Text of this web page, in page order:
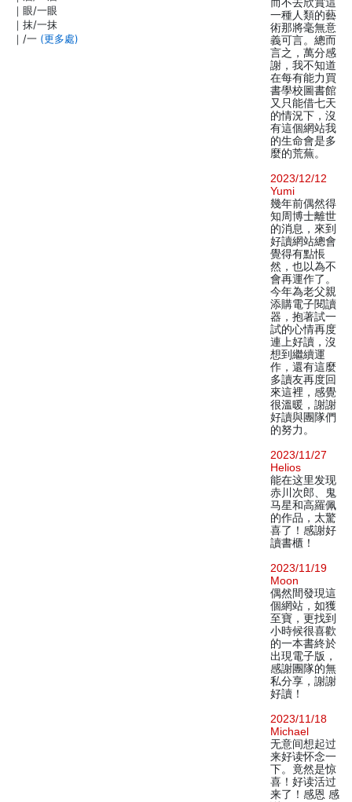
｜眼/一眼
｜抹/一抹
｜/一 (更多處)
一種人類的藝
術那將毫無意
義可言。總而
言之，萬分感
謝，我不知道
在每有能力買
書學校圖書館
又只能借七天
的情況下，沒
有這個網站我
的生命會是多
麼的荒蕪。
2023/12/12
Yumi
幾年前偶然得
知周博士離世
的消息，來到
好讀網站總會
覺得有點悵
然，也以為不
會再運作了。
今年為老父親
添購電子閱讀
器，抱著試一
試的心情再度
連上好讀，沒
想到繼續運
作，還有這麼
多讀友再度回
來這裡，感覺
很溫暖，謝謝
好讀與團隊們
的努力。
2023/11/27
Helios
能在这里发现
赤川次郎、鬼
马星和高羅佩
的作品，太驚
喜了！感謝好
讀書櫃！
2023/11/19
Moon
偶然間發現這
個網站，如獲
至寶，更找到
小時候很喜歡
的一本書終於
出現電子版，
感謝團隊的無
私分享，謝謝
好讀！
2023/11/18
Michael
无意间想起过
来好读怀念一
下。竟然是惊
喜！好读活过
来了！感恩 感